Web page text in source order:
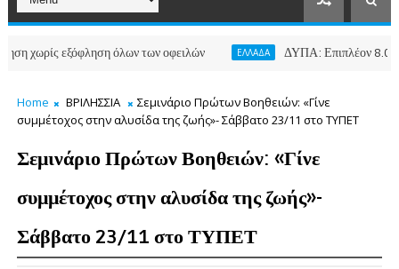
εξόφληση όλων των οφειλών ΕΛΛΑΔΑ ΔΥΠΑ: Επιπλέον 8.000
Home ΒΡΙΛΗΣΣΙΑ
Σεμινάριο Πρώτων Βοηθειών: «Γίνε
συμμέτοχος στην αλυσίδα της ζωής»- Σάββατο 23/11 στο ΤΥΠΕΤ
Σεμινάριο Πρώτων Βοηθειών: «Γίνε
συμμέτοχος στην αλυσίδα της ζωής»-
Σάββατο 23/11 στο ΤΥΠΕΤ